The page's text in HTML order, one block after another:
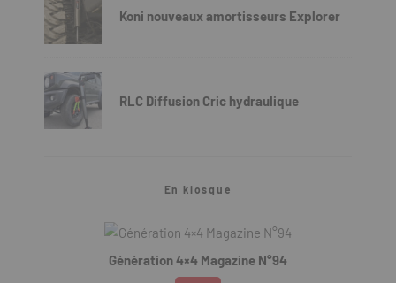
Koni nouveaux amortisseurs Explorer
RLC Diffusion Cric hydraulique
En kiosque
Génération 4×4 Magazine N°94